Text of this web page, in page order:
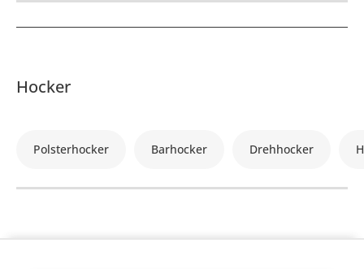
Hocker
Polsterhocker Barhocker Drehhocker